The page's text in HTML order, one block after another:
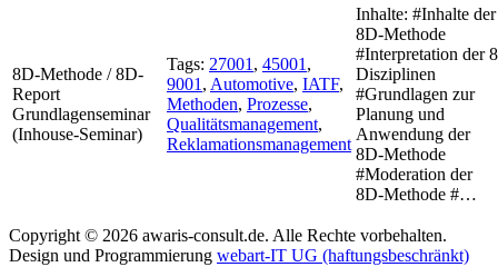
8D-Methode / 8D-
Report
Grundlagenseminar
(Inhouse-Seminar)
Tags: 27001 , 45001 ,
9001 , Automotive, IATF,
Methoden, Prozesse,
Qualitätsmanagement,
Reklamationsmanagement
Inhalte: #Inhalte der
8D-Methode
#Interpretation der 8
Disziplinen
#Grundlagen zur
Planung und
Anwendung der
8D-Methode
#Moderation der
8D-Methode #…
Copyright © 2026 awaris-consult.de. Alle Rechte vorbehalten.
Design und Programmierung webart-IT UG (haftungsbeschränkt)